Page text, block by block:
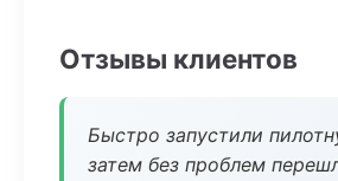
Отзывы клиентов
Быстро запустили
затем без проблем